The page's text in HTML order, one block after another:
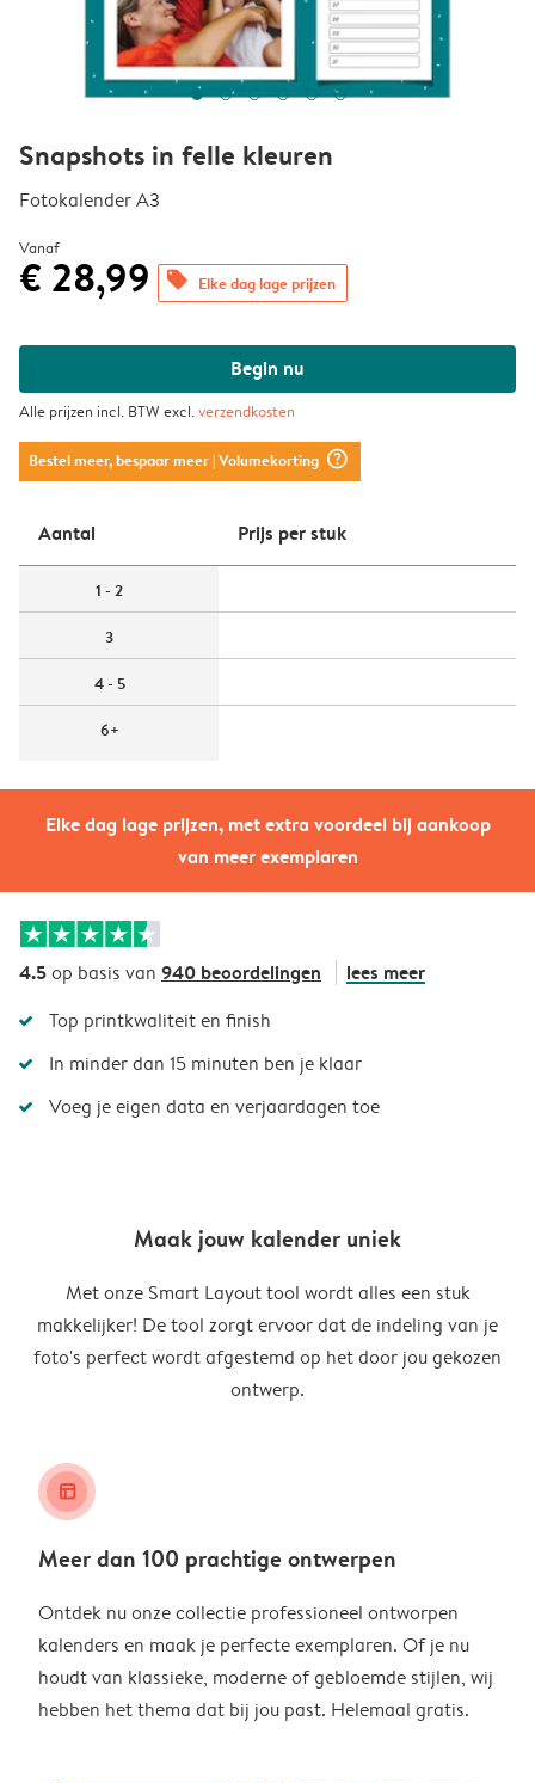
Elke dag lage prijzen, met extra voordeel bij aankoop
van meer exemplaren
Snapshots in felle kleuren
Fotokalender A3
Vanaf
€ 28,99 offers Elke dag lage prijzen
Begin nu
Alle prijzen incl. BTW excl.verzendkosten
Bestel meer, bespaar meer| Volumekorting question_mark_circle
Aantal Prijs per stuk
1 - 2
3
4 - 5
6+
4.5op basis van 940 beoordelingen lees meer
Top printkwaliteit en finish
In minder dan 15 minuten ben je klaar
Voeg je eigen data en verjaardagen toe
Maak jouw kalender uniek
Met onze Smart Layout tool wordt alles een stuk
makkelijker! De tool zorgt ervoor dat de indeling van je
foto's perfect wordt afgestemd op het door jou gekozen
ontwerp.
layout_alt
Meer dan 100 prachtige ontwerpen
Ontdek nu onze collectie professioneel ontworpen
kalenders en maak je perfecte exemplaren. Of je nu
houdt van klassieke, moderne of gebloemde stijlen, wij
hebben het thema dat bij jou past. Helemaal gratis.